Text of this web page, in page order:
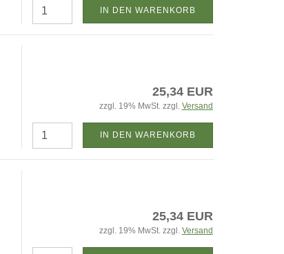
IN DEN WARENKORB
25,34 EUR
zzgl. 19% MwSt. zzgl. Versand
IN DEN WARENKORB
25,34 EUR
zzgl. 19% MwSt. zzgl. Versand